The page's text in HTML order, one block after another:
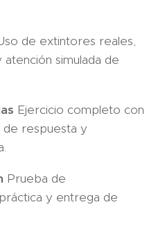
de extintores reales,
simulada de
Ejercicio completo con
de respuesta y
Prueba de
y entrega de